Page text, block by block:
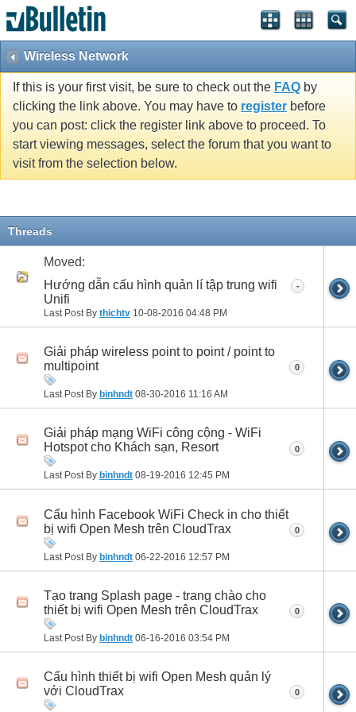
Wireless Network
If this is your first visit, be sure to check out the FAQ by
clicking the link above. You may have to register before
you can post: click the register link above to proceed. To
start viewing messages, select the forum that you want to
visit from the selection below.
Threads
Moved:
Hướng dẫn cấu hình quản lí tập trung wifi
Unifi
Last Post By thichtv 10-08-2016 04:48 PM
-
Giải pháp wireless point to point / point to
multipoint
Last Post By binhndt 08-30-2016 11:16 AM
0
Giải pháp mạng WiFi công cộng - WiFi
Hotspot cho Khách sạn, Resort
Last Post By binhndt 08-19-2016 12:45 PM
0
Cấu hình Facebook WiFi Check in cho thiết
bị wifi Open Mesh trên CloudTrax
Last Post By binhndt 06-22-2016 12:57 PM
0
Tạo trang Splash page - trang chào cho
thiết bị wifi Open Mesh trên CloudTrax
Last Post By binhndt 06-16-2016 03:54 PM
0
Cấu hình thiết bị wifi Open Mesh quản lý
với CloudTrax
0